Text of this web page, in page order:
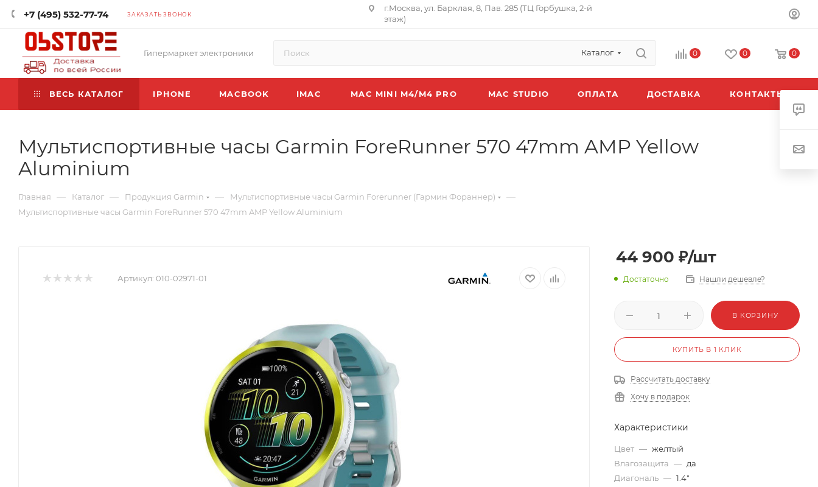
+7 (495) 532-77-74 ЗАКАЗАТЬ ЗВОНОК
г.Москва, ул. Барклая, 8, Пав. 285 (ТЦ Горбушка, 2-й
этаж)
Гипермаркет электроники Каталог 0 0 0
ВЕСЬ КАТАЛОГ IPHONE MACBOOK IMAC MAC MINI M4/M4 PRO MAC STUDIO ОПЛАТА ДОСТАВКА КОНТАКТЫ
Мультиспортивные часы Garmin ForeRunner 570 47mm AMP Yellow
Aluminium
Главная — Каталог — Продукция Garmin — Мультиспортивные часы Garmin Forerunner (Гармин Фораннер) —
Мультиспортивные часы Garmin ForeRunner 570 47mm AMP Yellow Aluminium
Артикул: 010-02971-01
44 900 ₽/шт
Достаточно Нашли дешевле?
В КОРЗИНУ
КУПИТЬ В 1 КЛИК
Рассчитать доставку
Хочу в подарок
Характеристики
Цвет — желтый
Влагозащита — да
Диагональ — 1.4"